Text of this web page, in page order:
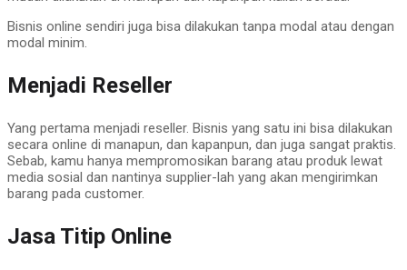
Bisnis online sendiri juga bisa dilakukan tanpa modal atau dengan
modal minim.
Menjadi Reseller
Yang pertama menjadi reseller. Bisnis yang satu ini bisa dilakukan
secara online di manapun, dan kapanpun, dan juga sangat praktis.
Sebab, kamu hanya mempromosikan barang atau produk lewat
media sosial dan nantinya supplier-lah yang akan mengirimkan
barang pada customer.
Jasa Titip Online